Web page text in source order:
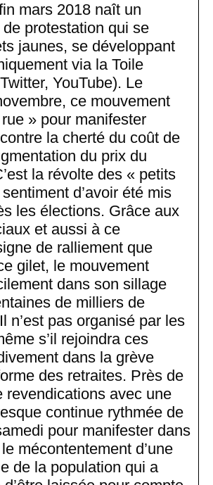
mars 2018 naît un
protestation qui se
jaunes, se développant
via la Toile
YouTube). Le
ce mouvement
» pour manifester
la cherté du coût de
du prix du
la révolte des « petits
d’avoir été mis
les élections. Grâce aux
et aussi à ce
de ralliement que
gilet, le mouvement
dans son sillage
de milliers de
n’est pas organisé par les
s’il rejoindra ces
dans la grève
des retraites. Près de
revendications avec une
continue rythmée de
pour manifester dans
mécontentement d’une
de la population qui a